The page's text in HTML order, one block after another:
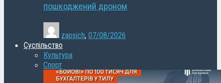
пошкоджений дроном
zapsich, 07/08/2026
Суспільство
Культура
Спорт